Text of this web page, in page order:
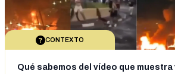
CONTEXTO
Qué sabemos del vídeo que muestra